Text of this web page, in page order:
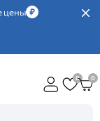
цены